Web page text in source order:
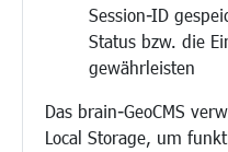
Session-ID
Status bzw. die
gewährleisten
Das brain-GeoCMS
Local Storage, um
Bauen/Umwelt/
Bebauungsplanung
Verkehr/Mobilität
Glasfaserausbau